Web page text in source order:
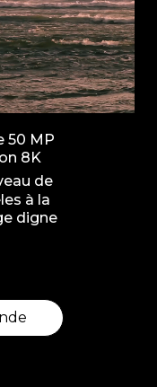
50 MP
8K
de
à la
digne